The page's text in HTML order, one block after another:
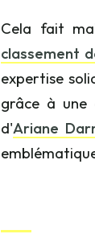
Cela fait
classement
expertise
grâce à une
d'Ariane